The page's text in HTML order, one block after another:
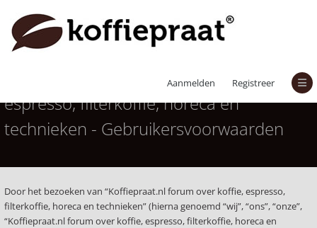
Aanmelden Registreer
Koffiepraat.nl forum over koffie,
espresso, filterkoffie, horeca en
technieken - Gebruikersvoorwaarden
Door het bezoeken van “Koffiepraat.nl forum over koffie, espresso,
filterkoffie, horeca en technieken” (hierna genoemd “wij”, “ons”, “onze”,
“Koffiepraat.nl forum over koffie, espresso, filterkoffie, horeca en